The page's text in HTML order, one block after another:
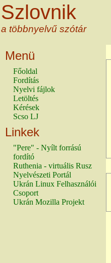
Szlovnik
a többnyelvű szótár
Menü
Főoldal
Fordítás
Nyelvi fájlok
Letöltés
Kérések
Scso LJ
Linkek
"Pere" - Nyílt forrású
fordító
Ruthenia - virtuális Rusz
Nyelvészeti Portál
Ukrán Linux Felhasználói
Csoport
Ukrán Mozilla Projekt